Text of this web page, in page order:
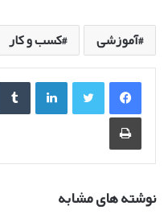
آموزشی کسب و کار
لینکدین
چاپ
نوشته های مشابه